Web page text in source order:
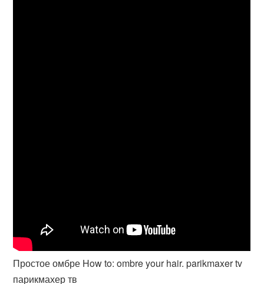
Простое омбре How to: ombre your hair. parikmaxer tv
парикмахер тв